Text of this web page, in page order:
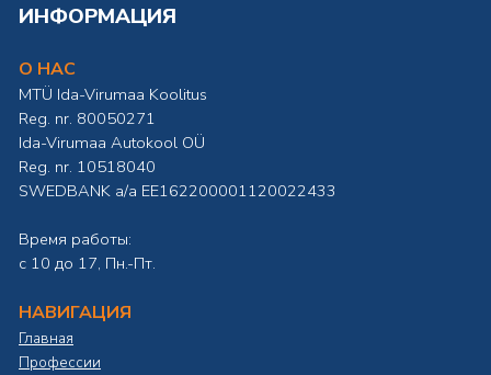
ИНФОРМАЦИЯ
О НАС
MTÜ Ida-Virumaa Koolitus
Reg. nr. 80050271
Ida-Virumaa Autokool OÜ
Reg. nr. 10518040
SWEDBANK а/а EE162200001120022433
Время работы:
с 10 до 17, Пн.-Пт.
НАВИГАЦИЯ
Главная
Профессии